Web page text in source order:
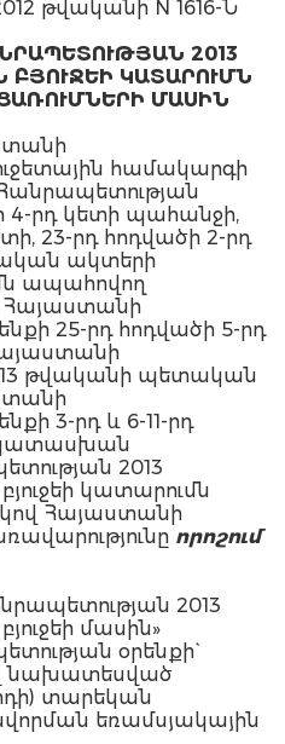
թվականի N 1616-Ն
2013
ԿԱՏԱՐՈՒՄՆ
ՄԱՍԻՆ
համակարգի
4-րդ կետի պահանջի,
23-րդ հոդվածի 2-րդ
ակտերի
ապահովող
Հայաստանի
25-րդ հոդվածի 5-րդ
թվականի պետական
3-րդ և 6-11-րդ
2013
կատարումն
Հայաստանի
որոշում
2013
մասին»
օրենքի`
նախատեսված
տարեկան
եռամսյակային